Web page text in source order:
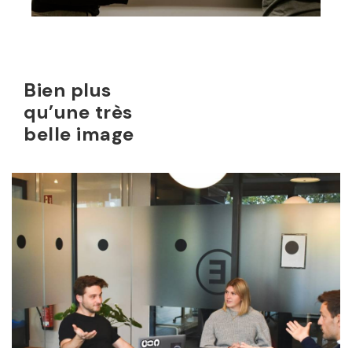
Bien plus
qu’une très
belle image